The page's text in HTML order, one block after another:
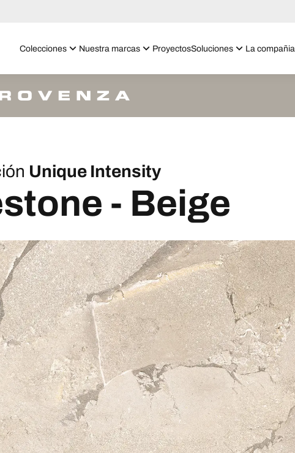
Colecciones Nuestra marcas ProyectosSoluciones La compañia
Unique Intensity
- Beige